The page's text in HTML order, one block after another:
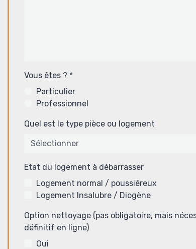
Vous êtes ?
Particulier
Professionnel
Quel est le type pièce ou logement
Etat du logement à débarrasser
Logement normal / poussiéreux
Logement Insalubre / Diogène
Option nettoyage (pas obligatoire, mais
définitif en ligne)
Oui